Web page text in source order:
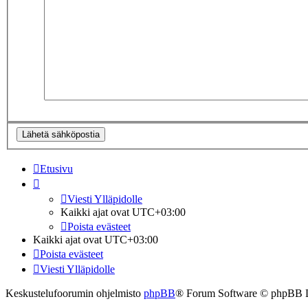
Etusivu
Viesti Ylläpidolle
Kaikki ajat ovatUTC+03:00
Poista evästeet
Kaikki ajat ovatUTC+03:00
Poista evästeet
Viesti Ylläpidolle
Keskustelufoorumin ohjelmisto phpBB® Forum Software © phpBB